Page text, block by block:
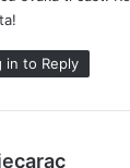
in to Reply